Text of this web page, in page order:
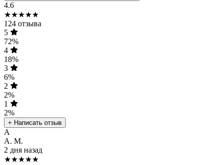
4.6
★★★★★
124 отзыва
5
72%
4
18%
3
6%
2
2%
1
2%
+ Написать отзыв
А
А. М.
2 дня назад
★★★★★